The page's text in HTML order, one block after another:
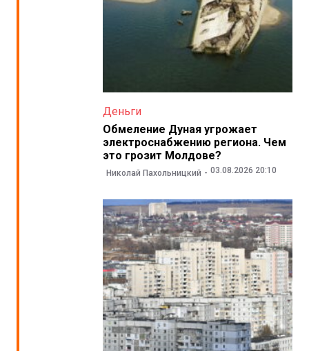
Деньги
Обмеление Дуная угрожает
электроснабжению региона. Чем
это грозит Молдове?
Николай Пахольницкий 03.08.2026 20:10